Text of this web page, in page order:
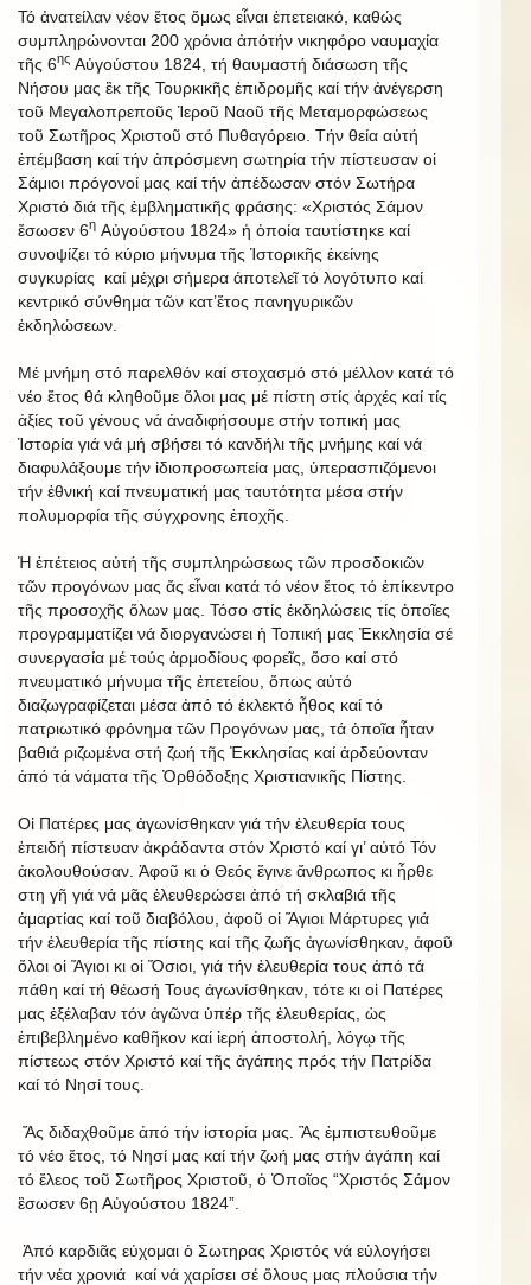
Τό ἀνατείλαν νέον ἔτος ὅμως εἶναι ἐπετειακό, καθώς
συμπληρώνονται 200 χρόνια ἀπότήν νικηφόρο ναυμαχία
τῆς 6ης Αὐγούστου 1824, τή θαυμαστή διάσωση τῆς
Νήσου μας ἒκ τῆς Τουρκικῆς ἐπιδρομῆς καί τήν ἀνέγερση
τοῦ Μεγαλοπρεποῦς Ἱεροῦ Ναοῦ τῆς Μεταμορφώσεως
τοῦ Σωτῆρος Χριστοῦ στό Πυθαγόρειο. Τήν θεία αὐτή
ἐπέμβαση καί τήν ἀπρόσμενη σωτηρία τήν πίστευσαν οἱ
Σάμιοι πρόγονοί μας καί τήν ἀπέδωσαν στόν Σωτήρα
Χριστό διά τῆς ἐμβληματικῆς φράσης: «Χριστός Σάμον
ἔσωσεν 6η Αὐγούστου 1824» ἡ ὁποία ταυτίστηκε καί
συνοψίζει τό κύριο μήνυμα τῆς Ἱστορικῆς ἐκείνης
συγκυρίας καί μέχρι σήμερα ἀποτελεῖ τό λογότυπο καί
κεντρικό σύνθημα τῶν κατ’ἔτος πανηγυρικῶν
ἐκδηλώσεων.
Μέ μνήμη στό παρελθόν καί στοχασμό στό μέλλον κατά τό
νέο ἔτος θά κληθοῦμε ὅλοι μας μέ πίστη στίς ἀρχές καί τίς
ἀξίες τοῦ γένους νά ἀναδιφήσουμε στήν τοπική μας
Ἱστορία γιά νά μή σβήσει τό κανδήλι τῆς μνήμης καί νά
διαφυλάξουμε τήν ἰδιοπροσωπεία μας, ὑπερασπιζόμενοι
τήν ἐθνική καί πνευματική μας ταυτότητα μέσα στήν
πολυμορφία τῆς σύγχρονης ἐποχῆς.
Ἡ ἐπέτειος αὐτή τῆς συμπληρώσεως τῶν προσδοκιῶν
τῶν προγόνων μας ἄς εἶναι κατά τό νέον ἔτος τό ἐπίκεντρο
τῆς προσοχῆς ὅλων μας. Τόσο στίς ἐκδηλώσεις τίς ὁποῖες
προγραμματίζει νά διοργανώσει ἡ Τοπική μας Ἐκκλησία σέ
συνεργασία μέ τούς ἁρμοδίους φορεῖς, ὅσο καί στό
πνευματικό μήνυμα τῆς ἐπετείου, ὅπως αὐτό
διαζωγραφίζεται μέσα ἀπό τό ἐκλεκτό ἦθος καί τό
πατριωτικό φρόνημα τῶν Προγόνων μας, τά ὁποῖα ἦταν
βαθιά ριζωμένα στή ζωή τῆς Ἐκκλησίας καί ἀρδεύονταν
ἀπό τά νάματα τῆς Ὀρθόδοξης Χριστιανικῆς Πίστης.
Οἱ Πατέρες μας ἀγωνίσθηκαν γιά τήν ἐλευθερία τους
ἐπειδή πίστευαν ἀκράδαντα στόν Χριστό καί γι’ αὐτό Τόν
ἀκολουθούσαν. Ἀφοῦ κι ὁ Θεός ἔγινε ἄνθρωπος κι ἦρθε
στη γῆ γιά νά μᾶς ἐλευθερώσει ἀπό τή σκλαβιά τῆς
ἁμαρτίας καί τοῦ διαβόλου, ἀφοῦ οἱ Ἅγιοι Μάρτυρες γιά
τήν ἐλευθερία τῆς πίστης καί τῆς ζωῆς ἀγωνίσθηκαν, ἀφοῦ
ὅλοι οἱ Ἅγιοι κι οἱ Ὅσιοι, γιά τήν ἐλευθερία τους ἀπό τά
πάθη καί τή θέωσή Τους ἀγωνίσθηκαν, τότε κι οἱ Πατέρες
μας ἐξέλαβαν τόν ἀγῶνα ὑπέρ τῆς ἐλευθερίας, ὡς
ἐπιβεβλημένο καθῆκον καί ἱερή ἀποστολή, λόγῳ τῆς
πίστεως στόν Χριστό καί τῆς ἀγάπης πρός τήν Πατρίδα
καί τό Νησί τους.
Ἄς διδαχθοῦμε ἀπό τήν ἱστορία μας. Ἂς ἐμπιστευθοῦμε
τό νέο ἔτος, τό Νησί μας καί τήν ζωή μας στήν ἀγάπη καί
τό ἔλεος τοῦ Σωτῆρος Χριστοῦ, ὁ Ὁποῖος “Χριστός Σάμον
ἒσωσεν 6ῃ Αὐγούστου 1824”.
Ἀπό καρδιᾶς εὐχομαι ὁ Σωτηρας Χριστός νά εὐλογήσει
τήν νέα χρονιά καί νά χαρίσει σέ ὅλους μας πλούσια τήν